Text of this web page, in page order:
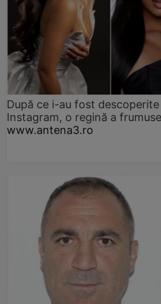
După ce i-au fost
Instagram, o regină a
www.antena3.ro